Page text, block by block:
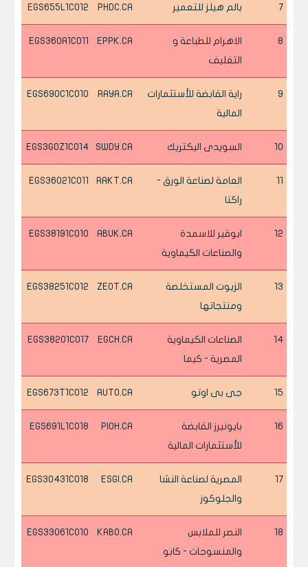
7 بالم هيلز للتعمير PHDC.CA
EGS655L1C012
8
الاهرام للطباعة و
التغليف
EPPK.CA
EGS360A1C011
9
راية القابضة للأستثمارات
المالية
RAYA.CA
EGS690C1C010
10 السويدى اليكتريك SWDY.CA
EGS3G0Z1C014
11
العامة لصناعة الورق -
راكتا
RAKT.CA
EGS36021C011
12
ابوقير للاسمدة
والصناعات الكيماوية
ABUK.CA
EGS38191C010
13
الزيوت المستخلصة
ومنتجاتها
ZEOT.CA
EGS38251C012
14
الصناعات الكيماوية
المصرية - كيما
EGCH.CA
EGS38201C017
15 جى بى اوتو AUTO.CA
EGS673T1C012
16
بايونيرز القابضة
للأستثمارات المالية
PIOH.CA
EGS691L1C018
17
المصرية لصناعة النشا
والجلوكوز
ESGI.CA
EGS30431C018
18
النصر للملابس
والمنسوجات - كابو
KABO.CA
EGS33061C010